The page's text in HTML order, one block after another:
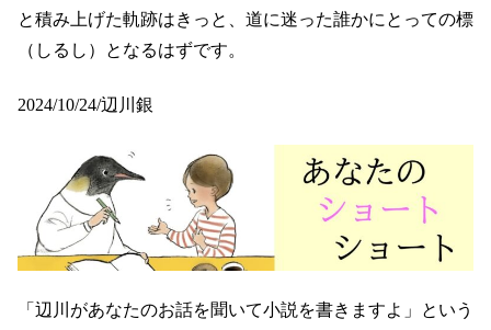
と積み上げた軌跡はきっと、道に迷った誰かにとっての標
（しるし）となるはずです。
2024/10/24/辺川銀
「辺川があなたのお話を聞いて小説を書きますよ」という